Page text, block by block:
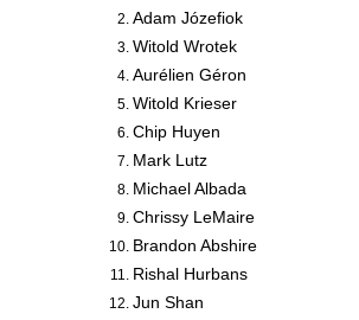
Adam Józefiok
Witold Wrotek
Aurélien Géron
Witold Krieser
Chip Huyen
Mark Lutz
Michael Albada
Chrissy LeMaire
Brandon Abshire
Rishal Hurbans
Jun Shan